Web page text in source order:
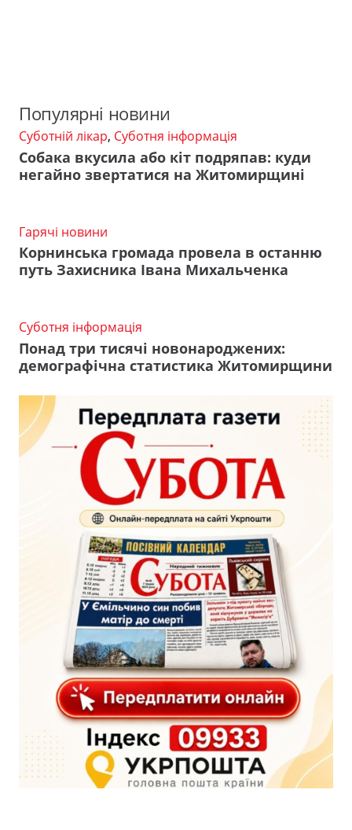
Популярні новини
Суботній лікар, Суботня інформація
Собака вкусила або кіт подряпав: куди
негайно звертатися на Житомирщині
Гарячі новини
Корнинська громада провела в останню
путь Захисника Івана Михальченка
Суботня інформація
Понад три тисячі новонароджених:
демографічна статистика Житомирщини